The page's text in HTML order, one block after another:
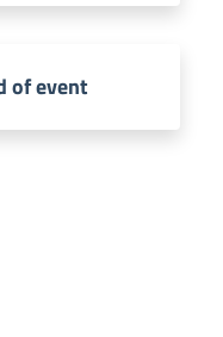
of event